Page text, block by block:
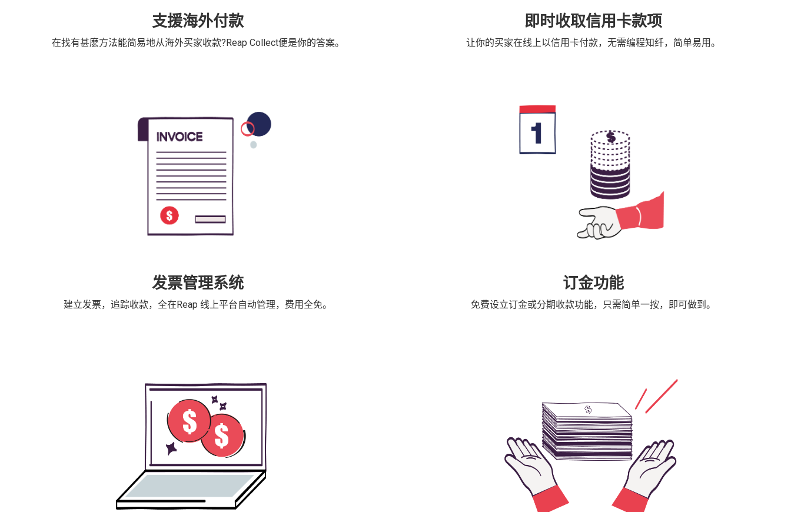
支援海外付款
在找有甚麽方法能简易地从海外买家收款?Reap Collect便是你的答案。
即时收取信用卡款项
让你的买家在线上以信用卡付款，无需编程知纤，简单易用。
发票管理系统
建立发票，追踪收款，全在Reap 线上平台自动管理，费用全免。
订金功能
免费设立订金或分期收款功能，只需简单一按，即可做到。